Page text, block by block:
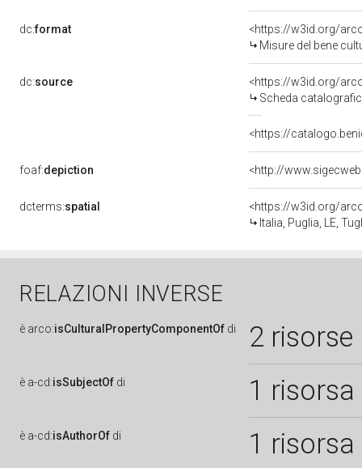
dc:format
<https://w3id.org/
Misure del bene
dc:source
<https://w3id.org/
Scheda
<https://
foaf:depiction <http://
dcterms:spatial
<https://w3id.org/
Italia, Puglia, LE,
RELAZIONI INVERSE
è arco:isCulturalPropertyComponentOf di 2 risorse
è a-cd:isSubjectOf di 1 risorsa
è a-cd:isAuthorOf di 1 risorsa